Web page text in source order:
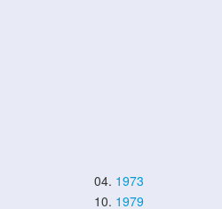
04. 1973
10. 1979